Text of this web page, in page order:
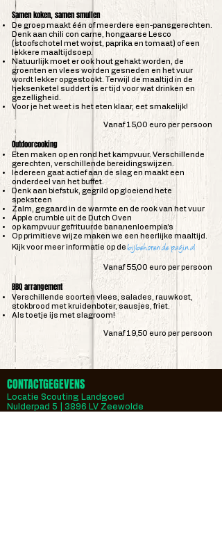
Samen koken, samen smullen
De groep maakt één of meerdere een-pansgerechten.
Denk aan chili con carne, hongaarse Lesco
(stoofschotel met worst, paprika en tomaat) of een
lekkere maaltijdsoep.
Natuurlijk moet er ook hout gehakt worden, de
groenten en vlees worden gesneden en het vuur
wordt lekker opgestookt. Terwijl de maaltijd in de
heksenketel suddert is er tijd voor wat drinken en
gezelligheid.
Voor je het weet is het eten klaar, eet smakelijk!
Vanaf 15,00 euro per persoon
Outdoorcooking
Eten maken op en rond het kampvuur. Verschillende
gerechten, verschillende bereidingswijzen.
Iedereen gaat actief aan de slag en maakt een
onderdeel van het buffet.
Denk aan biefstuk, gegrild op gloeiend hete
speksteen
Zalm, gegaard in de warmte en de rook van het vuur
Apple crumble uit de Dutch Oven
op kampvuur gefrituurde bananenloempia’s
Op primitieve wijze maken we een heerlijke maaltijd.
Kijk voor meer informatie op debijbehorende pagina!
Vanaf 55,00 euro per persoon
BBQ arrangement
Verschillende soorten vlees, salades, rauwkost,
stokbrood met kruidenboter, sausjes, friet.
Als toetje ijs met slagroom!
Vanaf 19,50 euro per persoon
CONTACTGEGEVENS
Locatie Scouting Landgoed
Nulderpad 5 | 3896 LV Zeewolde